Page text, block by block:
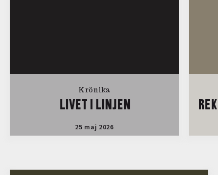
Krönika
LIVET I LINJEN
25 maj 2026